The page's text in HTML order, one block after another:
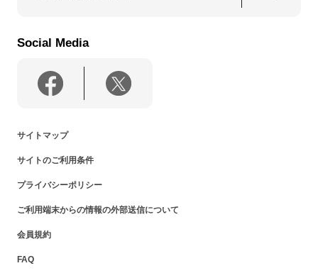
Social Media
サイトマップ
サイトのご利用条件
プライバシーポリシー
ご利用端末からの情報の外部送信について
会員規約
FAQ